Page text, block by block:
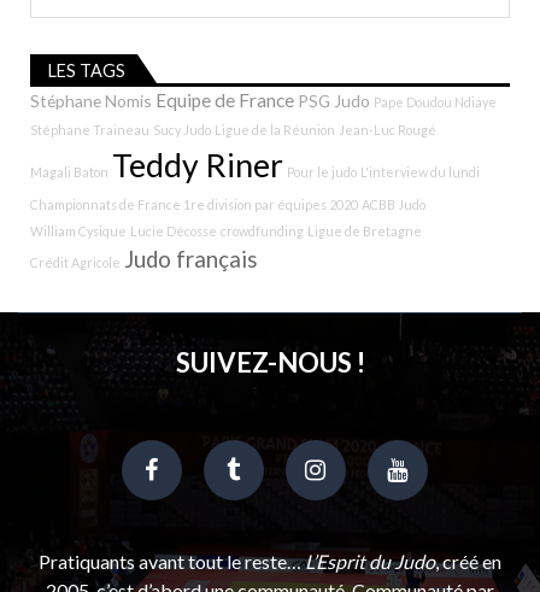
LES TAGS
Stéphane Nomis Equipe de France PSG Judo Pape Doudou Ndiaye
Stéphane Traineau Sucy Judo Ligue de la Réunion Jean-Luc Rougé
Magali Baton Teddy Riner Pour le judo L'interview du lundi
Championnats de France 1re division par équipes 2020 ACBB Judo
William Cysique Lucie Décosse crowdfunding Ligue de Bretagne
Crédit Agricole Judo français
SUIVEZ-NOUS !
Pratiquants avant tout le reste…L’Esprit du Judo, créé en